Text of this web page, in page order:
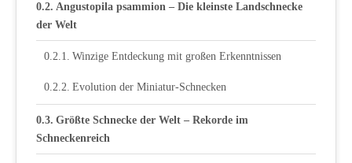
Angustopila psammion – Die kleinste Landschnecke
der Welt
Winzige Entdeckung mit großen Erkenntnissen
Evolution der Miniatur-Schnecken
Größte Schnecke der Welt – Rekorde im
Schneckenreich